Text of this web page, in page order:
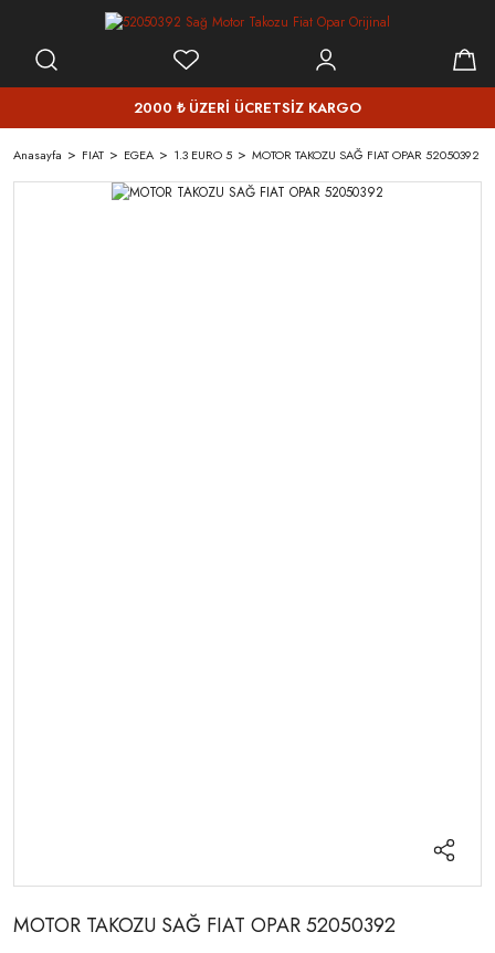
2000 ₺ ÜZERİ ÜCRETSİZ KARGO
Anasayfa FIAT EGEA 1.3 EURO 5 MOTOR TAKOZU SAĞ FIAT OPAR 52050392
MOTOR TAKOZU SAĞ FIAT OPAR 52050392